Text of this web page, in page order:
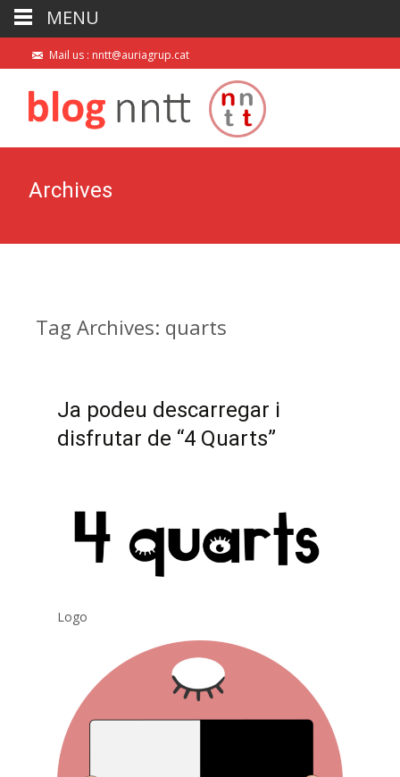
Mail us : nntt@auriagrup.cat
Archives
Tag Archives: quarts
Ja podeu descarregar i
disfrutar de “4 Quarts”
Logo
MENU